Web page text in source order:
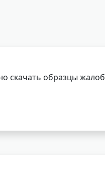
скачать образцы жалоб